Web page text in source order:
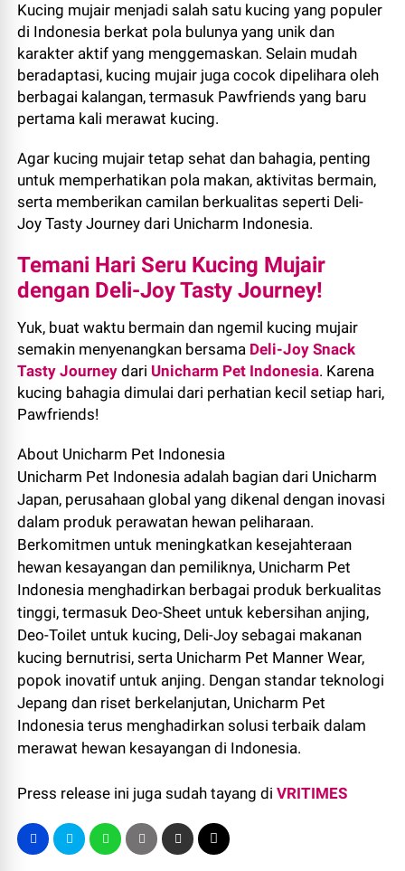
Kucing mujair menjadi salah satu kucing yang populer
di Indonesia berkat pola bulunya yang unik dan
karakter aktif yang menggemaskan. Selain mudah
beradaptasi, kucing mujair juga cocok dipelihara oleh
berbagai kalangan, termasuk Pawfriends yang baru
pertama kali merawat kucing.
Agar kucing mujair tetap sehat dan bahagia, penting
untuk memperhatikan pola makan, aktivitas bermain,
serta memberikan camilan berkualitas seperti Deli-
Joy Tasty Journey dari Unicharm Indonesia.
Temani Hari Seru Kucing Mujair
dengan Deli-Joy Tasty Journey!
Yuk, buat waktu bermain dan ngemil kucing mujair
semakin menyenangkan bersama Deli-Joy Snack
Tasty Journey dari Unicharm Pet Indonesia. Karena
kucing bahagia dimulai dari perhatian kecil setiap hari,
Pawfriends!
About Unicharm Pet Indonesia
Unicharm Pet Indonesia adalah bagian dari Unicharm
Japan, perusahaan global yang dikenal dengan inovasi
dalam produk perawatan hewan peliharaan.
Berkomitmen untuk meningkatkan kesejahteraan
hewan kesayangan dan pemiliknya, Unicharm Pet
Indonesia menghadirkan berbagai produk berkualitas
tinggi, termasuk Deo-Sheet untuk kebersihan anjing,
Deo-Toilet untuk kucing, Deli-Joy sebagai makanan
kucing bernutrisi, serta Unicharm Pet Manner Wear,
popok inovatif untuk anjing. Dengan standar teknologi
Jepang dan riset berkelanjutan, Unicharm Pet
Indonesia terus menghadirkan solusi terbaik dalam
merawat hewan kesayangan di Indonesia.
Press release ini juga sudah tayang diVRITIMES